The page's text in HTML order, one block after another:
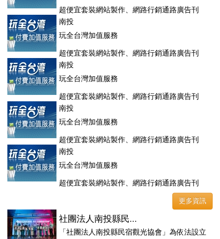
超便宜套裝網站製作、網路行銷通路廣告刊
登、訂房系統、客房委託旅行社銷售，全面優惠中....
南投
玩全台灣加值服務
超便宜套裝網站製作、網路行銷通路廣告刊
登、訂房系統、客房委託旅行社銷售，全面優惠中....
南投
玩全台灣加值服務
超便宜套裝網站製作、網路行銷通路廣告刊
登、訂房系統、客房委託旅行社銷售，全面優惠中....
南投
玩全台灣加值服務
超便宜套裝網站製作、網路行銷通路廣告刊
登、訂房系統、客房委託旅行社銷售，全面優惠中....
南投
玩全台灣加值服務
超便宜套裝網站製作、網路行銷通路廣告刊
登、訂房系統、客房委託旅行社銷售，全面優惠中....
更多資訊
社團法人南投縣民...
「社團法人南投縣民宿觀光協會」為依法設立